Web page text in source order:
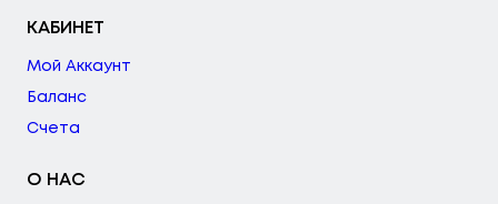
КАБИНЕТ
Мой Аккаунт
Баланс
Счета
О НАС